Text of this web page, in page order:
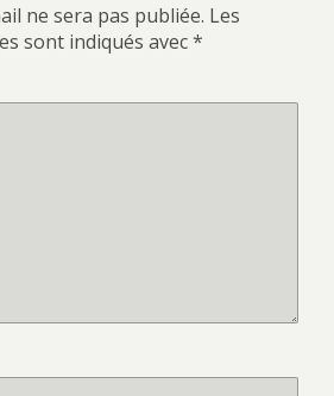
ne sera pas publiée. Les
sont indiqués avec*